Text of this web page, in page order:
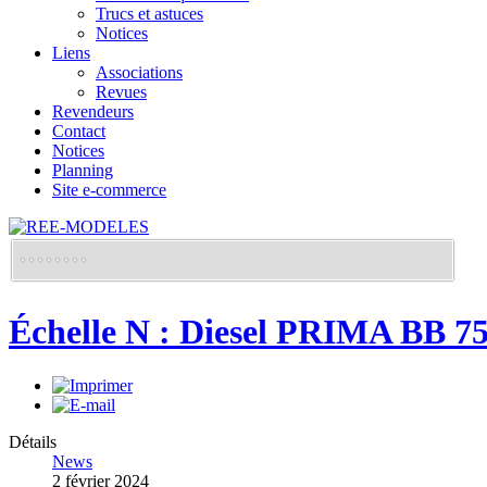
Trucs et astuces
Notices
Liens
Associations
Revues
Revendeurs
Contact
Notices
Planning
Site e-commerce
Échelle N : Diesel PRIMA BB
Détails
News
2 février 2024